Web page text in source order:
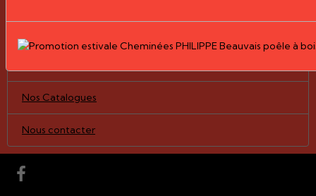
Nos Catalogues
Nous contacter